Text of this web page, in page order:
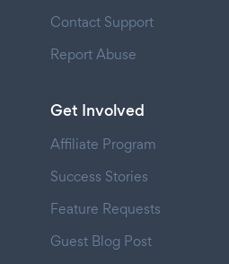
Contact Support
Report Abuse
Get Involved
Affiliate Program
Success Stories
Feature Requests
Guest Blog Post